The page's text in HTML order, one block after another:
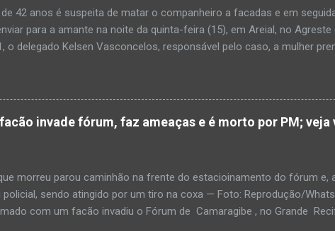
O...
42 anos é suspeita de matar o companheiro a facadas e em
para a amante na noite da quinta-feira (15), em Areial, no Agreste
o delegado Kelsen Vasconcelos, responsável pelo caso, a mulher
manhã desta sexta-feira (16), que antes de cometer o crime, a
para o filho mais velho, de 18 anos. “Na carta ela pede para
relacionamento, deixe os dois irmãos mais novos com parentes da
todo o crime”. Após matar o companheiro a facadas e cortar o
invade fórum, faz ameaças e é morto por PM; veja
morreu parou caminhão na frente do estacioinamento do fórum e,
policial, sendo atingido por um tiro na coxa — Foto: Reprodução/
com um facão invadiu o Fórum de Camaragibe , no Grande